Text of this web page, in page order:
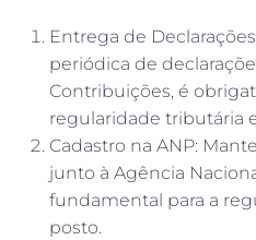
Entrega de
periódica de
Contribuições, é
regularidade tributária
Cadastro na ANP:
junto à Agência
fundamental para a
posto.